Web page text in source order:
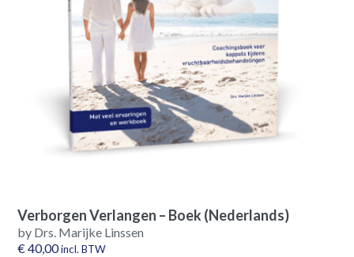
Verborgen Verlangen – Boek (Nederlands)
by Drs. Marijke Linssen
€40,00incl. BTW